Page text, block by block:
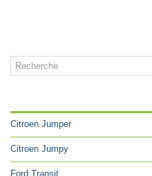
Citroen Jumper
Citroen Jumpy
Ford Transit